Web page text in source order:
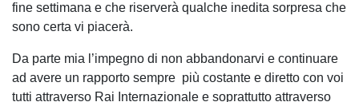
fine settimana e che riserverà qualche inedita sorpresa che
sono certa vi piacerà.
Da parte mia l’impegno di non abbandonarvi e continuare
ad avere un rapporto sempre più costante e diretto con voi
tutti attraverso Rai Internazionale e soprattutto attraverso